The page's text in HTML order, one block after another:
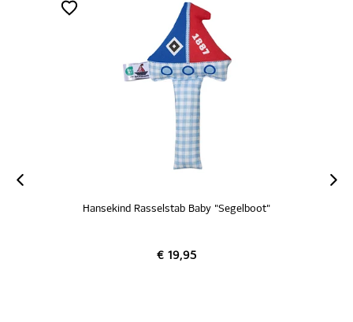
Hansekind Rasselstab Baby "Segelboot"
€ 19,95